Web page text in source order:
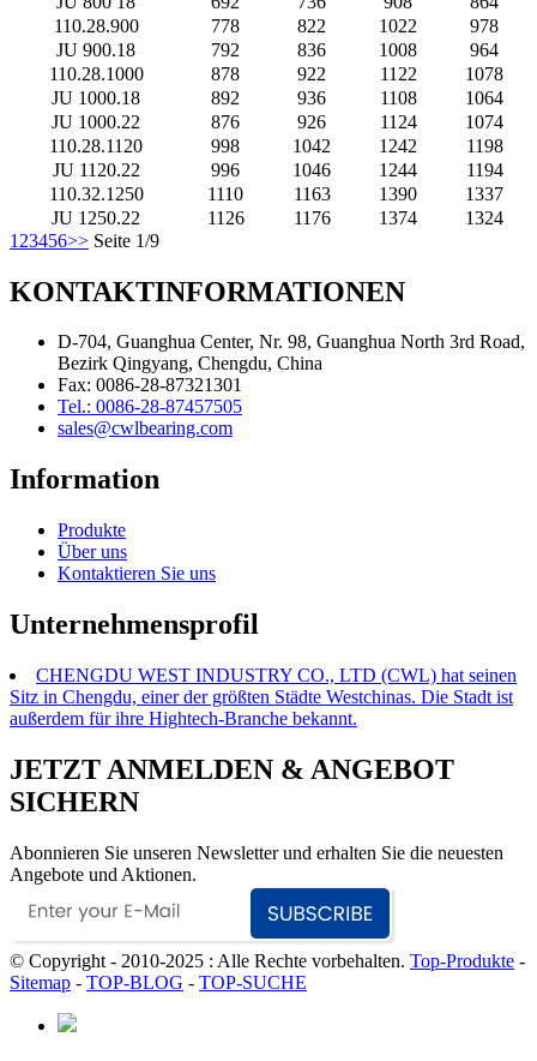
110.28.900
778 822 1022
978
JU 900.18
792 836 1008
964
110.28.1000
878 922 1122
1078
JU 1000.18
892 936 1108
1064
JU 1000.22
876 926 1124
1074
110.28.1120
998 1042 1242
1198
JU 1120.22
996 1046 1244
1194
110.32.1250
1110 1163 1390
1337
JU 1250.22
1126 1176 1374
1324
1 23456>> Seite 1/9
KONTAKTINFORMATIONEN
D-704, Guanghua Center, Nr. 98, Guanghua North 3rd Road,
Bezirk Qingyang, Chengdu, China
Fax: 0086-28-87321301
Tel.: 0086-28-87457505
sales@cwlbearing.com
Information
Produkte
Über uns
Kontaktieren Sie uns
Unternehmensprofil
CHENGDU WEST INDUSTRY CO., LTD (CWL) hat seinen
Sitz in Chengdu, einer der größten Städte Westchinas. Die Stadt ist
außerdem für ihre Hightech-Branche bekannt.
JETZT ANMELDEN & ANGEBOT
SICHERN
Abonnieren Sie unseren Newsletter und erhalten Sie die neuesten
Angebote und Aktionen.
© Copyright - 2010-2025 : Alle Rechte vorbehalten. Top-Produkte -
Sitemap - TOP-BLOG - TOP-SUCHE